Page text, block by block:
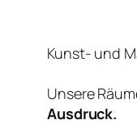
Kunst- und
Unsere
Ausdruck.